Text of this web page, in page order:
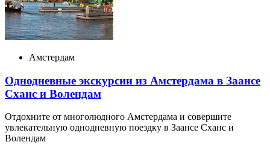
Амстердам
Однодневные экскурсии из Амстердама в Заансе
Сханс и Волендам
Отдохните от многолюдного Амстердама и совершите
увлекательную однодневную поездку в Заансе Сханс и
Волендам